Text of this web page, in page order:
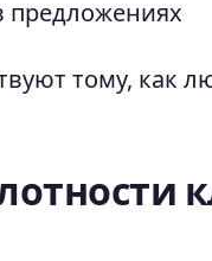
предложениях
тому, как